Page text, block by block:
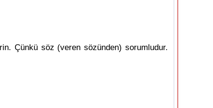
Çünkü söz (veren sözünden) sorumludur.